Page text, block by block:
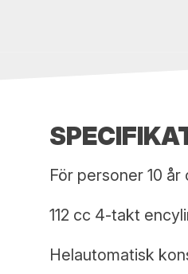
För personer 10
112 cc 4-takt
Helautomatisk